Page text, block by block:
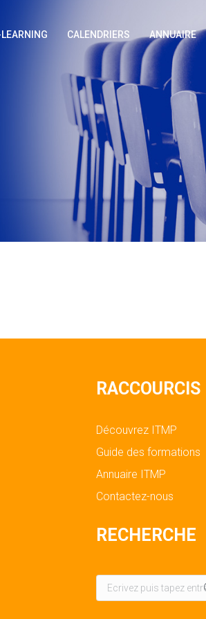
LEARNING CALENDRIERS ANNUAIRE
RACCOURCIS
Découvrez ITMP
Guide des formations
Annuaire ITMP
Contactez-nous
RECHERCHE
Recherche
: